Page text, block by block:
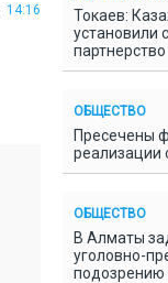
14:16
Токаев:
установили
партнерство
ОБЩЕСТВО
Пресечены
реализации
ОБЩЕСТВО
В Алматы
уголовно-
подозрению